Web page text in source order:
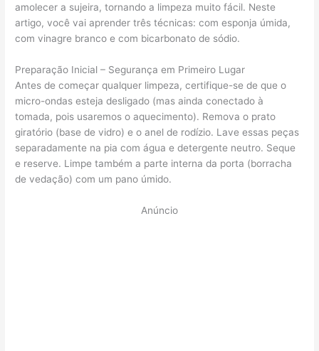
amolecer a sujeira, tornando a limpeza muito fácil. Neste
artigo, você vai aprender três técnicas: com esponja úmida,
com vinagre branco e com bicarbonato de sódio.
Preparação Inicial – Segurança em Primeiro Lugar
Antes de começar qualquer limpeza, certifique-se de que o
micro-ondas esteja desligado (mas ainda conectado à
tomada, pois usaremos o aquecimento). Remova o prato
giratório (base de vidro) e o anel de rodízio. Lave essas peças
separadamente na pia com água e detergente neutro. Seque
e reserve. Limpe também a parte interna da porta (borracha
de vedação) com um pano úmido.
Anúncio